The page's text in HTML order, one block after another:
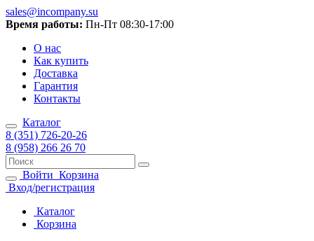
sales@incompany.su
Время работы: Пн-Пт 08:30-17:00
О нас
Как купить
Доставка
Гарантия
Контакты
Каталог
8 (351) 726-20-26
8 (958) 266 26 70
Войти Корзина
Вход/регистрация
Каталог
Корзина